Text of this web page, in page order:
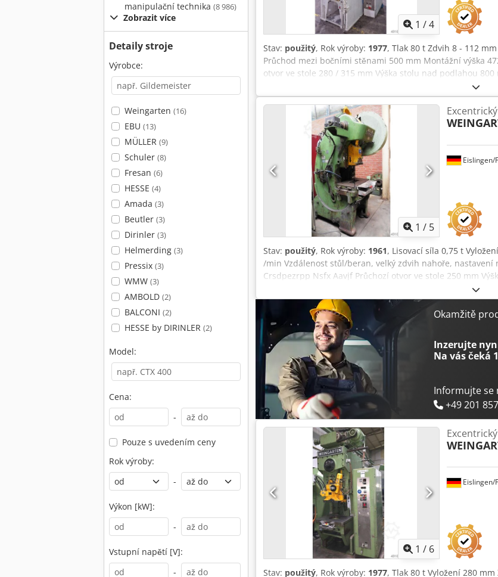
manipulační technika (8 986)
Zobrazit více
Detaily stroje
Výrobce:
Weingarten (16)
EBU (13)
MÜLLER (9)
Schuler (8)
Fresan (6)
HESSE (4)
Amada (3)
Beutler (3)
Dirinler (3)
Helmerding (3)
Pressix (3)
WMW (3)
AMBOLD (2)
BALCONI (2)
HESSE by DIRINLER (2)
Model:
Cena:
-
Pouze s uvedením ceny
Rok výroby:
-
Výkon [kW]:
-
Vstupní napětí [V]:
-
1 /4
Stav: použitý, Rok výroby: 1977, Tlak 80 t Zdvih 8 - 112
Průchod mezi bočními stěnami 500 mm Montážní výška
otvor ve stole 280 / 315 mm Výška stolu nad podlahou
410 mm Nastavení beranu 71 mm Výkon pohonu 13,5 kW
3,0 m s motor s přepínáním pólů, pneumatickou spojkou/
jištěním proti přetížení v beranu, ručním nastavováním
pevným stolem, motorickým centrálním mazáním,
1 / 5
Eislingen/
Stav: použitý, Rok výroby: 1961, Lisovací síla 0,75 t
/min Vzdálenost stůl/beran, velký zdvih nahoře, nastavení
Crsdpezrpp Nsfx Aavjf Průchozí otvor ve stole 250 mm
rámovými stěnami 310 mm Rozměry beranu 264 x 270
kW Hmotnost 3,6 t Prostorové nároky (ŠxDxV) 1,2 x 1,6 x
nastavením zdvihu, ručním nastavením beranu,
ovládání.
Okamžitě
Inzerujte
Na vás čeká
Informujte se
+49 201
1 / 6
Eislingen/
Stav: použitý, Rok výroby: 1977, Tlak 80 t Vyložení 280